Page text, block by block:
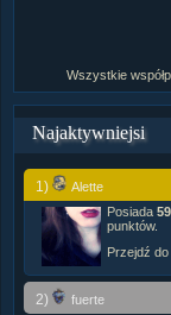
Wszystkie
Najaktywniejsi
1)
Alette
Posiada
punktów.
Przejdź do
2) fuerte